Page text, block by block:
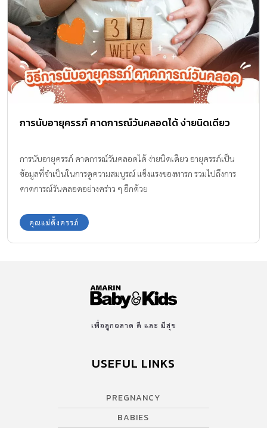
การนับอายุครรภ์ คาดการณ์วันคลอดได้ ง่ายนิดเดียว
การนับอายุครรภ์ คาดการณ์วันคลอดได้ ง่ายนิดเดียว อายุครรภ์เป็น
ข้อมูลที่จำเป็นในการดูความสมบูรณ์ แข็งแรงของทารก รวมไปถึงการ
คาดการณ์วันคลอดอย่างคร่าว ๆ อีกด้วย
คุณแม่ตั้งครรภ์
เพื่อลูกฉลาด ดี และ มีสุข
USEFUL LINKS
PREGNANCY
BABIES